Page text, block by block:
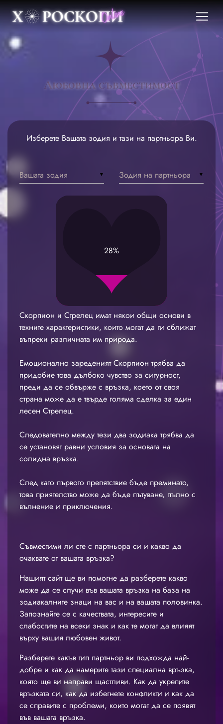
Любовна съвместимост
Изберете Вашата зодия и тази на партньора Ви.
▼
Вашата зодия ▼
Зодия на партньора
28%
Скорпион и Стрелец имат някои общи основи в
техните характеристики, които могат да ги сближат
въпреки различната им природа.
Емоционално зареденият Скорпион трябва да
придобие това дълбоко чувство за сигурност,
преди да се обвърже с връзка, което от своя
страна може да е твърде голяма сделка за един
лесен Стрелец.
Следователно между тези два зодиака трябва да
се установят равни условия за основата на
солидна връзка.
След като първото препятствие бъде преминато,
това приятелство може да бъде пътуване, пълно с
вълнение и приключения.
Съвместими ли сте с партньора си и какво да
очаквате от вашата връзка?
Нашият сайт ще ви помогне да разберете какво
може да се случи във вашата връзка на база на
зодиакалните знаци на вас и на вашата половинка.
Запознайте се с качествата, интересите и
слабостите на всеки знак и как те могат да влияят
върху вашия любовен живот.
Разберете какъв тип партньор ви подхожда най-
добре и как да намерите тази специална връзка,
която ще ви направи щастливи. Как да укрепите
връзката си, как да избегнете конфликти и как да
се справите с проблеми, които могат да се появят
във вашата връзка.